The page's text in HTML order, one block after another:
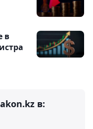
в
в: